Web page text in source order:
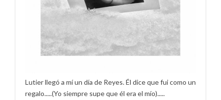
Lutier llegó a mí un día de Reyes. Él dice que fui como un
regalo.....(Yo siempre supe que él era el mío).....